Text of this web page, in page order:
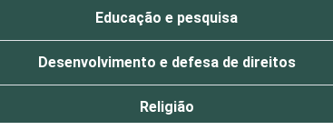
Educação e pesquisa
Desenvolvimento e defesa de direitos
Religião